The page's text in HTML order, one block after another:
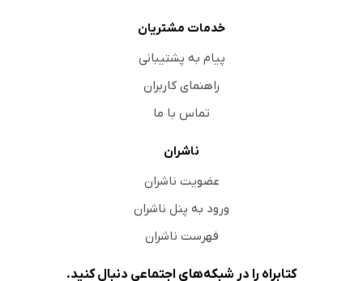
خدمات مشتریان
پیام به پشتیبانی
راهنمای کاربران
تماس با ما
ناشران
عضویت ناشران
ورود به پنل ناشران
فهرست ناشران
کتابراه را در شبکه‌های اجتماعی دنبال کنید.